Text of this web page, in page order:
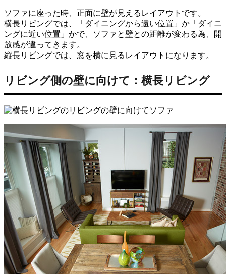
ソファに座った時、正面に壁が見えるレイアウトです。
横長リビングでは、「ダイニングから遠い位置」か「ダイニ
ングに近い位置」かで、ソファと壁との距離が変わる為、開
放感が違ってきます。
縦長リビングでは、窓を横に見るレイアウトになります。
リビング側の壁に向けて：横長リビング